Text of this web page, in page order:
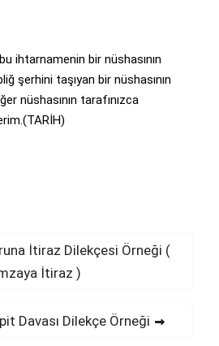
ihtarnamenin bir nüshasının
şerhini taşıyan bir nüshasının
nüshasının tarafınızca
İtiraz Dilekçesi Örneği (
İtiraz )
Davası Dilekçe Örneği